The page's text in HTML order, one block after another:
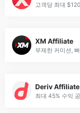
XM Affiliate
Deriv Affiliate